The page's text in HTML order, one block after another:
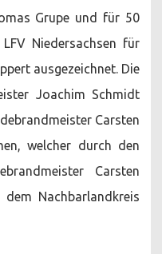
Grupe und für 50
Niedersachsen für
ausgezeichnet. Die
Joachim Schmidt
Carsten
welcher durch den
Carsten
Nachbarlandkreis